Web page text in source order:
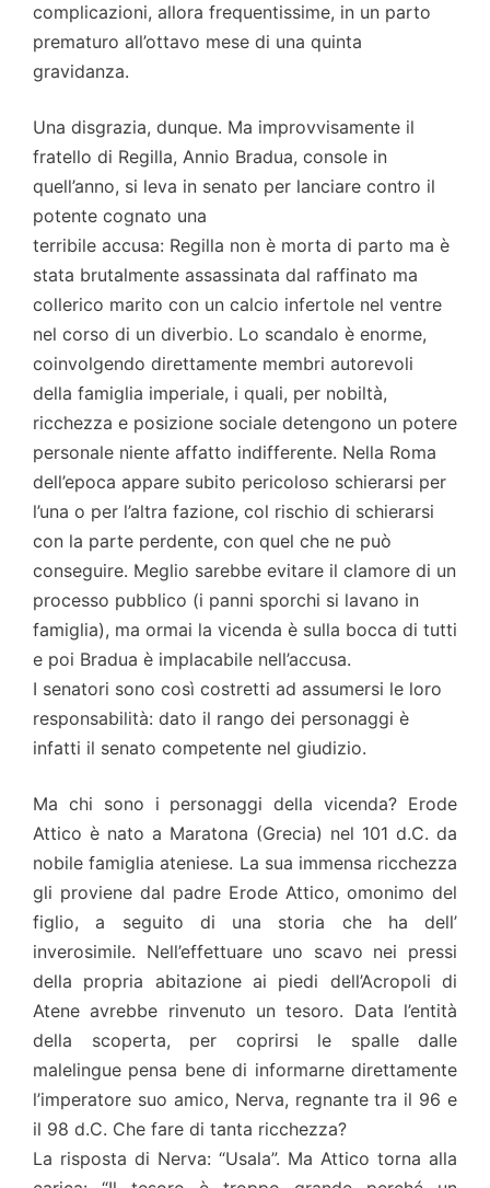
complicazioni, allora frequentissime, in un parto
prematuro all’ottavo mese di una quinta
gravidanza.
Una disgrazia, dunque. Ma improvvisamente il
fratello di Regilla, Annio Bradua, console in
quell’anno, si leva in senato per lanciare contro il
potente cognato una
terribile accusa: Regilla non è morta di parto ma è
stata brutalmente assassinata dal raffinato ma
collerico marito con un calcio infertole nel ventre
nel corso di un diverbio. Lo scandalo è enorme,
coinvolgendo direttamente membri autorevoli
della famiglia imperiale, i quali, per nobiltà,
ricchezza e posizione sociale detengono un potere
personale niente affatto indifferente. Nella Roma
dell’epoca appare subito pericoloso schierarsi per
l’una o per l’altra fazione, col rischio di schierarsi
con la parte perdente, con quel che ne può
conseguire. Meglio sarebbe evitare il clamore di un
processo pubblico (i panni sporchi si lavano in
famiglia), ma ormai la vicenda è sulla bocca di tutti
e poi Bradua è implacabile nell’accusa.
I senatori sono così costretti ad assumersi le loro
responsabilità: dato il rango dei personaggi è
infatti il senato competente nel giudizio.
Ma chi sono i personaggi della vicenda? Erode
Attico è nato a Maratona (Grecia) nel 101 d.C. da
nobile famiglia ateniese. La sua immensa ricchezza
gli proviene dal padre Erode Attico, omonimo del
figlio, a seguito di una storia che ha dell’
inverosimile. Nell’effettuare uno scavo nei pressi
della propria abitazione ai piedi dell’Acropoli di
Atene avrebbe rinvenuto un tesoro. Data l’entità
della scoperta, per coprirsi le spalle dalle
malelingue pensa bene di informarne direttamente
l’imperatore suo amico, Nerva, regnante tra il 96 e
il 98 d.C. Che fare di tanta ricchezza?
La risposta di Nerva: “Usala”. Ma Attico torna alla